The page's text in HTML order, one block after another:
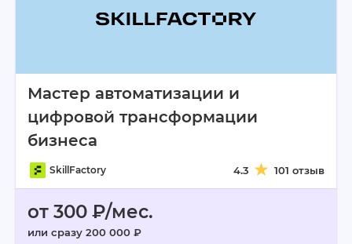
Мастер автоматизации и
цифровой трансформации
бизнеса
SkillFactory 4.3 101 отзыв
от 300 ₽/мес.
или сразу 200 000 ₽